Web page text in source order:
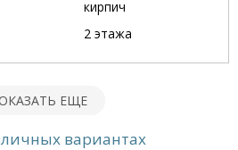
кирпич
2 этажа
ЕЩЕ
вариантах